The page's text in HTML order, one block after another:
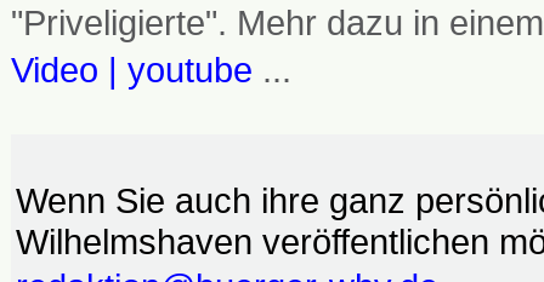
"Priveligierte". Mehr dazu in
Video | youtube ...
Wenn Sie auch ihre ganz
Wilhelmshaven veröffentlichen